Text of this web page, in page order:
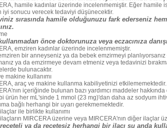
hamile kadınlar üzerinde incelenmemiştir. Eğer hamile
iyi sonucu verecek tedaviyi düşünecektir.
sırasında hamile olduğunuzu fark ederseniz
önce doktorunuza veya eczacınıza
emziren kadınlar üzerinde incelenmemiştir.
bir anneyseniz ya da bebek emzirmeyi
ya da emzirmeye devam etmeniz veya tedavinizi
bulunacaktır.
makine kullanımı
araç ve makine kullanma kabiliyetinizi etkilememektedir.
içeriğinde bulunan bazı yardımcı maddeler
ürün her mL'sinde 1 mmol (23 mg)'dan daha az sodyum
bağlı herhangi bir uyarı gerekmemektedir.
ile birlikte kullanımı
MIRCERA üzerine veya MIRCERA'nın diğer ilaçlar
ya da reçetesiz herhangi bir ilacı şu anda